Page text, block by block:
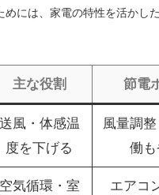
めには、家電の特性を活かし
主な役割 節電
送風・体感温
度を下げる
風量調
働
空気循環・室
エアコ